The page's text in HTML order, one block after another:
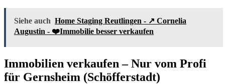
Siehe auch Home Staging Reutlingen - ↗️ Cornelia
Augustin - ❤️Immobilie besser verkaufen
Immobilien verkaufen – Nur vom Profi
für Gernsheim (Schöfferstadt)